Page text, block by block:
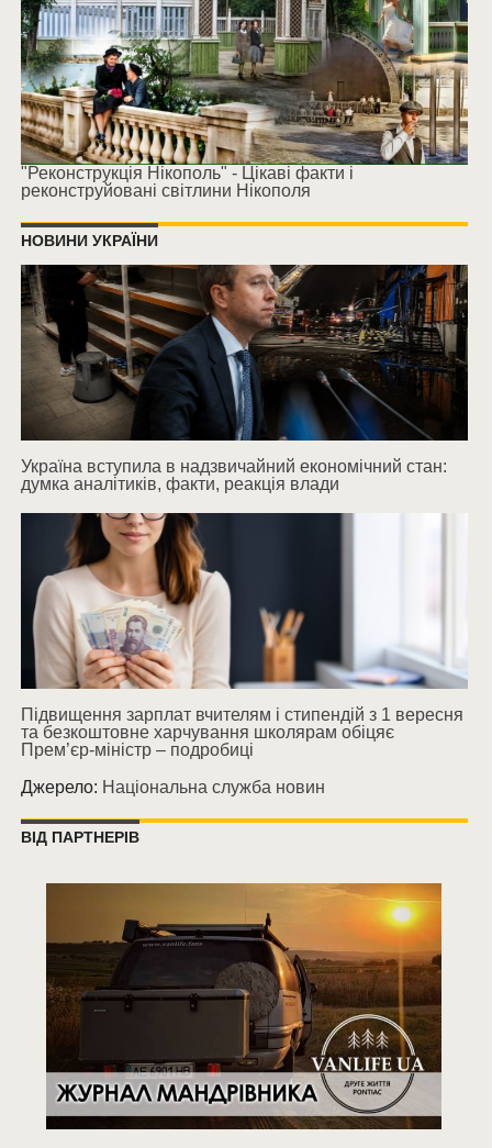
"Реконструкція Нікополь" - Цікаві факти і
реконструйовані світлини Нікополя
НОВИНИ УКРАЇНИ
Україна вступила в надзвичайний економічний стан:
думка аналітиків, факти, реакція влади
Підвищення зарплат вчителям і стипендій з 1 вересня
та безкоштовне харчування школярам обіцяє
Прем’єр-міністр – подробиці
Джерело: Національна служба новин
ВІД ПАРТНЕРІВ